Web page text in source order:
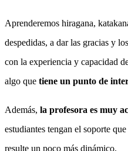
Aprenderemos hiragana,
despedidas, a dar las gracias y
con la experiencia y capacidad
algo que tiene un punto de
Además, la profesora es muy
estudiantes tengan el soporte
resulte un poco más dinámico.